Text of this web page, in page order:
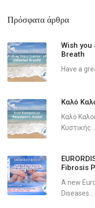
Πρόσφατα άρθρα
Wish
Breath
Have a
Καλό
Καλό
Κυστικής...
Fibrosis
A new
Diseases...